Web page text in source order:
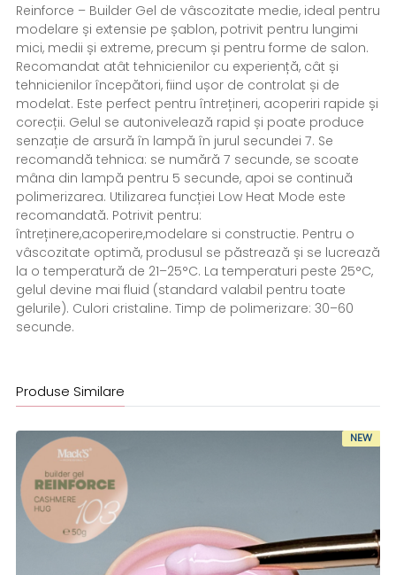
Reinforce – Builder Gel de vâscozitate medie, ideal pentru
modelare și extensie pe șablon, potrivit pentru lungimi
mici, medii și extreme, precum și pentru forme de salon.
Recomandat atât tehnicienilor cu experiență, cât și
tehnicienilor începători, fiind ușor de controlat și de
modelat. Este perfect pentru întrețineri, acoperiri rapide și
corecții. Gelul se autonivelează rapid și poate produce
senzație de arsură în lampă în jurul secundei 7. Se
recomandă tehnica: se numără 7 secunde, se scoate
mâna din lampă pentru 5 secunde, apoi se continuă
polimerizarea. Utilizarea funcției Low Heat Mode este
recomandată. Potrivit pentru:
întreținere,acoperire,modelare si constructie. Pentru o
vâscozitate optimă, produsul se păstrează și se lucrează
la o temperatură de 21–25°C. La temperaturi peste 25°C,
gelul devine mai fluid (standard valabil pentru toate
gelurile). Culori cristaline. Timp de polimerizare: 30–60
secunde.
Produse Similare
NEW